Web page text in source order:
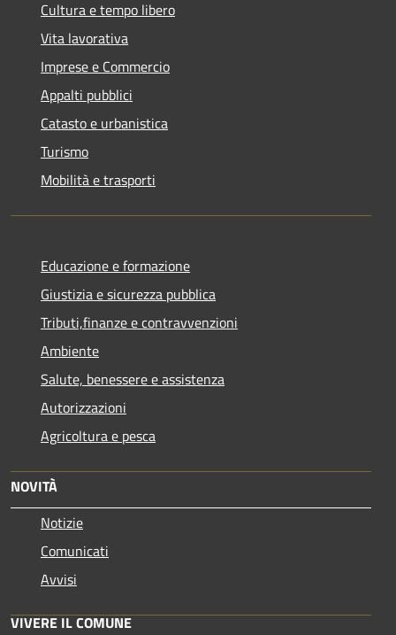
Cultura e tempo libero
Vita lavorativa
Imprese e Commercio
Appalti pubblici
Catasto e urbanistica
Turismo
Mobilità e trasporti
Educazione e formazione
Giustizia e sicurezza pubblica
Tributi,finanze e contravvenzioni
Ambiente
Salute, benessere e assistenza
Autorizzazioni
Agricoltura e pesca
NOVITÀ
Notizie
Comunicati
Avvisi
VIVERE IL COMUNE